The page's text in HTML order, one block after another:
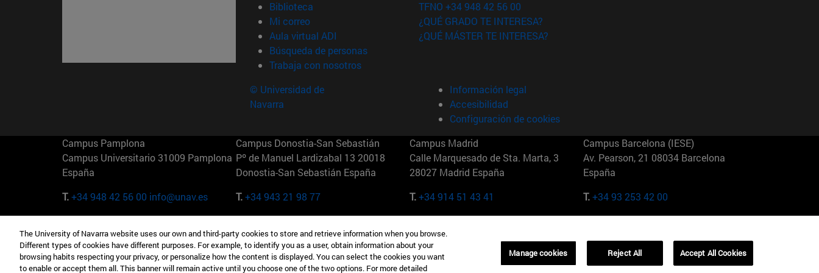
Biblioteca (abre en nueva ventana)
Mi correo(abre en nueva ventana)
Aula virtual ADI (abre en nueva ventana)
Búsqueda de personas(abre en nueva ventana)
Trabaja con nosotros(abre en nueva ventana)
TFNO +34 948 42 56 00
¿QUÉ GRADO TE INTERESA?
¿QUÉ MÁSTER TE INTERESA?
© Universidad de
Navarra
Información legal
Accesibilidad
Configuración de cookies
Campus Pamplona
Campus Universitario 31009 Pamplona
España
T.+34 948 42 56 00 info@unav.es
Campus Donostia-San Sebastián
Pº de Manuel Lardizabal 13 20018
Donostia-San Sebastián España
T.+34 943 21 98 77
Campus Madrid
Calle Marquesado de Sta. Marta, 3
28027 Madrid España
T.+34 914 51 43 41
Campus Barcelona (IESE)
Av. Pearson, 21 08034 Barcelona
España
T.+34 93 253 42 00
Camino del Cerro Águila 3 28023
Madrid España
165 W 57th St 10019-2201 Nueva York
EE.UU
Maria-Theresia-Straße 15 81675
Múnich Alemania
01321001 Bela Vista Brasil
The University of Navarra website uses our own and third-party cookies to store and retrieve information when you browse.
Different types of cookies have different purposes. For example, to identify you as a user, obtain information about your
browsing habits respecting your privacy, or personalize how the content is displayed. You can select the cookies you want
to enable or accept them all. This banner will remain active until you choose one of the two options. For more detailed
Manage cookies Reject All Accept All Cookies